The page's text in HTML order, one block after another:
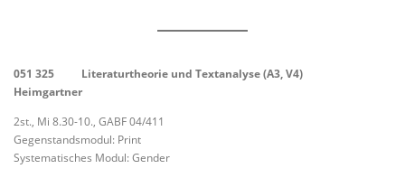
051 325 Literaturtheorie und Textanalyse (A3, V4)
Heimgartner
2st., Mi 8.30-10., GABF 04/411
Gegenstandsmodul: Print
Systematisches Modul: Gender